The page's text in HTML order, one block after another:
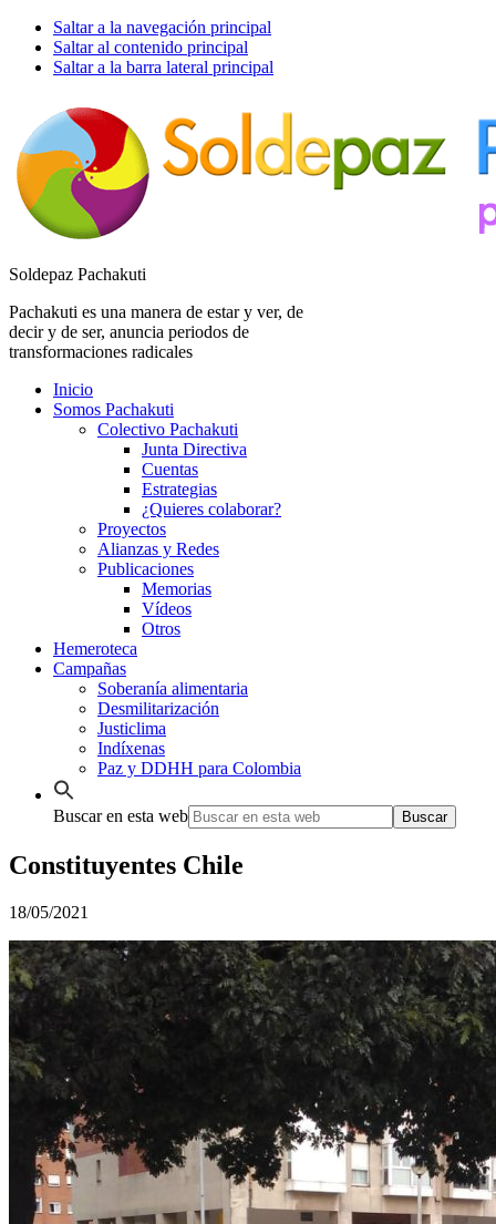
Saltar a la navegación principal
Saltar al contenido principal
Saltar a la barra lateral principal
Soldepaz Pachakuti
Pachakuti es una manera de estar y ver, de
decir y de ser, anuncia periodos de
transformaciones radicales
Inicio
Somos Pachakuti
Colectivo Pachakuti
Junta Directiva
Cuentas
Estrategias
¿Quieres colaborar?
Proyectos
Alianzas y Redes
Publicaciones
Memorias
Vídeos
Otros
Hemeroteca
Campañas
Soberanía alimentaria
Desmilitarización
Justiclima
Indíxenas
Paz y DDHH para Colombia
Buscar en esta web
Constituyentes Chile
18/05/2021